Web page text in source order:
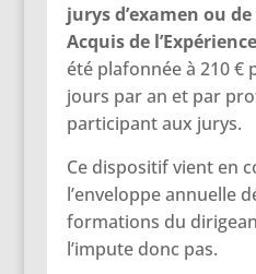
jurys d’examen ou
Acquis de l’Expérience
été plafonnée à 210 €
jours par an et par
participant aux jurys.
Ce dispositif vient en
l’enveloppe annuelle
formations du
l’impute donc pas.